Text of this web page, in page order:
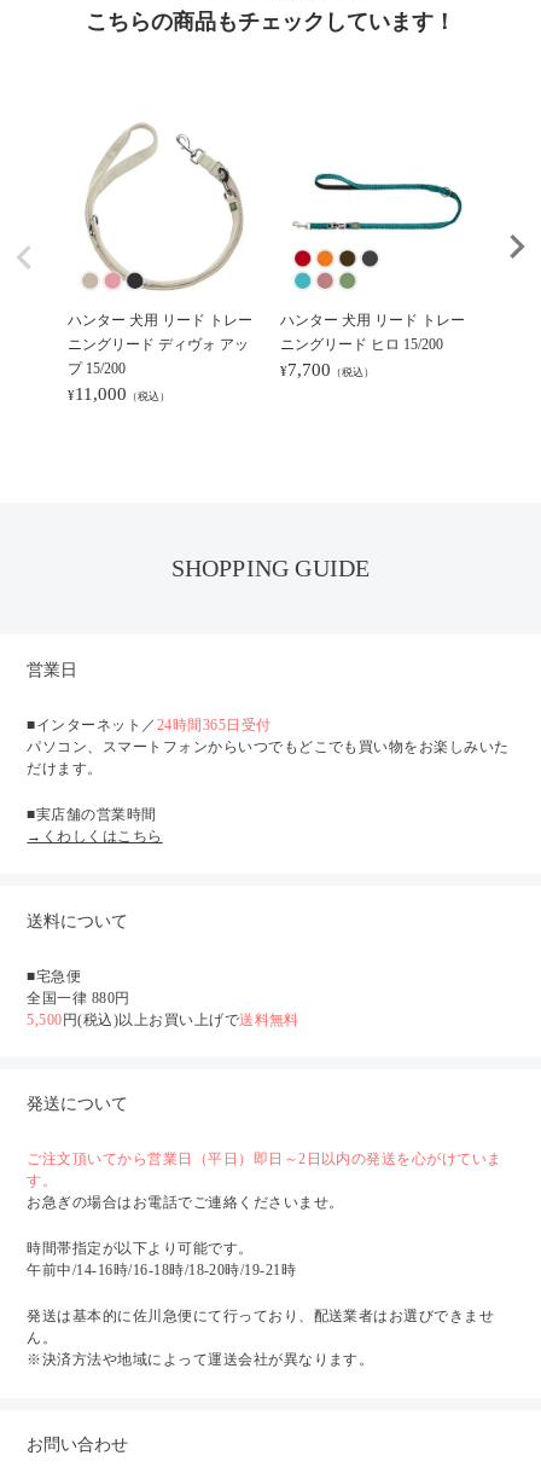
こちらの商品もチェックしています！
ハンター 犬用 リード トレー
ニングリード ディヴォ アッ
プ 15/200
¥11,000 （税込）
ハンター 犬用 リード トレー
ニングリード ヒロ 15/200
¥7,700 （税込）
SHOPPING GUIDE
営業日
■インターネット／ 24時間365日受付
パソコン、スマートフォンからいつでもどこでも買い物をお楽しみいた
だけます。
■実店舗の営業時間
→くわしくはこちら
送料について
■宅急便
全国一律 880円
5,500円(税込)以上お買い上げで送料無料
発送について
ご注文頂いてから営業日（平日）即日～2日以内の発送を心がけていま
す。
お急ぎの場合はお電話でご連絡くださいませ。
時間帯指定が以下より可能です。
午前中/14-16時/16-18時/18-20時/19-21時
発送は基本的に佐川急便にて行っており、配送業者はお選びできませ
ん。
※決済方法や地域によって運送会社が異なります。
お問い合わせ